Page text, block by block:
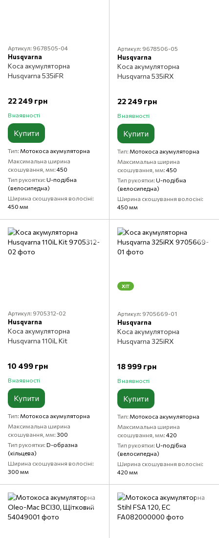
Артикул: 9678505-04
Husqvarna
Коса акумуляторна
Husqvarna 535iFR
22 249 грн
В наявності
Купити
Тип Мотокоса акумуляторна
Максимальна ширина
скошування, мм 450
Тип рукоятки U-подібна
(велосипедна)
Ширина скошування волосіні
450 мм
Артикул: 9678506-05
Husqvarna
Коса акумуляторна
Husqvarna 535iRX
22 249 грн
В наявності
Купити
Тип Мотокоса акумуляторна
Максимальна ширина
скошування, мм 450
Тип рукоятки U-подібна
(велосипедна)
Ширина скошування волосіні
450 мм
Артикул: 9705312-02
Husqvarna
Коса акумуляторна
Husqvarna 110iL Kit
10 499 грн
В наявності
Купити
Тип Мотокоса акумуляторна
Максимальна ширина
скошування, мм 300
Тип рукоятки D-образна
(кільцева)
Ширина скошування волосіні
300 мм
ХІТ
Артикул: 9705669-01
Husqvarna
Коса акумуляторна
Husqvarna 325iRX
18 999 грн
В наявності
Купити
Тип Мотокоса акумуляторна
Максимальна ширина
скошування, мм 420
Тип рукоятки U-подібна
(велосипедна)
Ширина скошування волосіні
420 мм